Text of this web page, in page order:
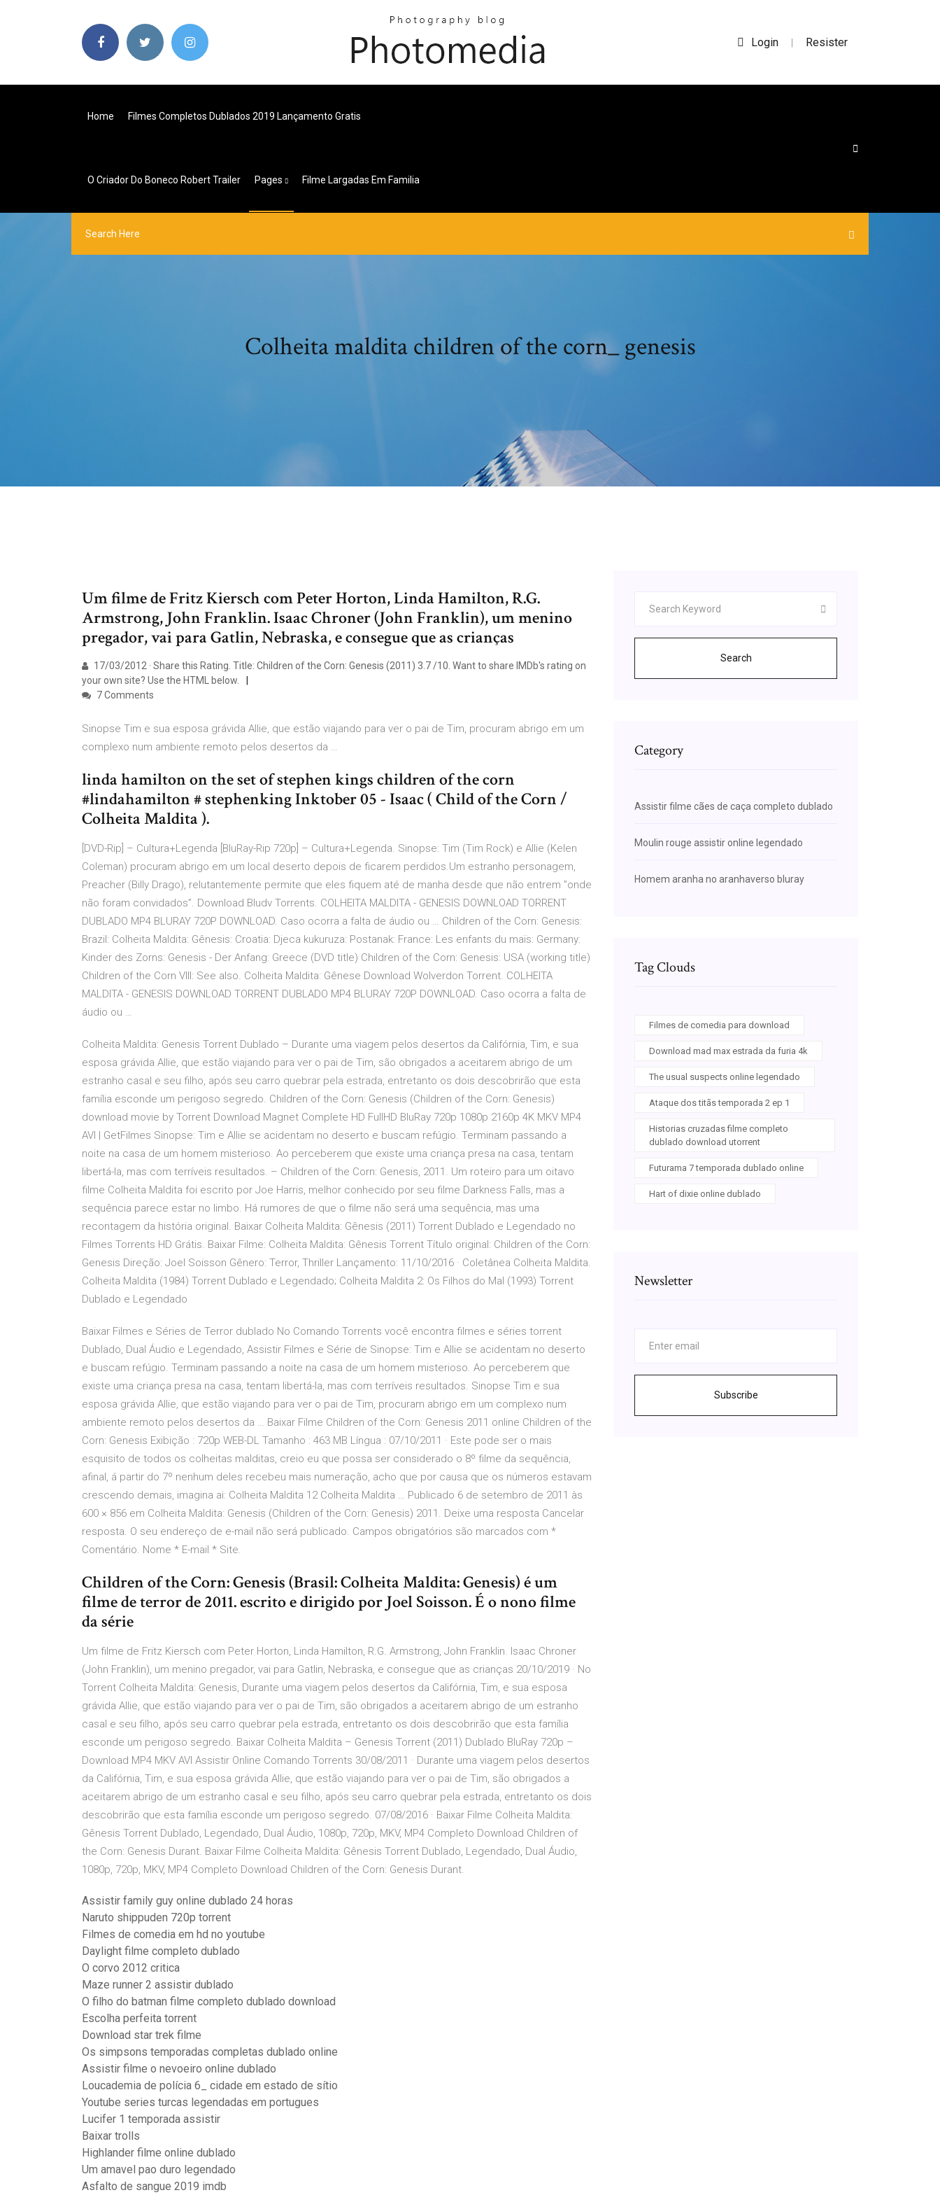
Login | Resister
Home Filmes Completos Dublados 2019 Lançamento Gratis
O Criador Do Boneco Robert Trailer Pages Filme Largadas Em Familia
Colheita maldita children of the corn_ genesis
Um filme de Fritz Kiersch com Peter Horton, Linda Hamilton, R.G.
Armstrong, John Franklin. Isaac Chroner (John Franklin), um menino
pregador, vai para Gatlin, Nebraska, e consegue que as crianças
17/03/2012 · Share this Rating. Title: Children of the Corn: Genesis (2011) 3.7 /10. Want to share IMDb's rating on
your own site? Use the HTML below.
7 Comments
Sinopse Tim e sua esposa grávida Allie, que estão viajando para ver o pai de Tim, procuram abrigo em um
complexo num ambiente remoto pelos desertos da …
linda hamilton on the set of stephen kings children of the corn
#lindahamilton # stephenking Inktober 05 - Isaac ( Child of the Corn /
Colheita Maldita ).
[DVD-Rip] – Cultura+Legenda [BluRay-Rip 720p] – Cultura+Legenda. Sinopse: Tim (Tim Rock) e Allie (Kelen
Coleman) procuram abrigo em um local deserto depois de ficarem perdidos.Um estranho personagem,
Preacher (Billy Drago), relutantemente permite que eles fiquem até de manha desde que não entrem ”onde
não foram convidados”. Download Bludv Torrents. COLHEITA MALDITA - GENESIS DOWNLOAD TORRENT
DUBLADO MP4 BLURAY 720P DOWNLOAD. Caso ocorra a falta de áudio ou … Children of the Corn: Genesis:
Brazil: Colheita Maldita: Gênesis: Croatia: Djeca kukuruza: Postanak: France: Les enfants du maïs: Germany:
Kinder des Zorns: Genesis - Der Anfang: Greece (DVD title) Children of the Corn: Genesis: USA (working title)
Children of the Corn VIII: See also. Colheita Maldita: Gênese Download Wolverdon Torrent. COLHEITA
MALDITA - GENESIS DOWNLOAD TORRENT DUBLADO MP4 BLURAY 720P DOWNLOAD. Caso ocorra a falta de
áudio ou …
Colheita Maldita: Genesis Torrent Dublado – Durante uma viagem pelos desertos da Califórnia, Tim, e sua
esposa grávida Allie, que estão viajando para ver o pai de Tim, são obrigados a aceitarem abrigo de um
estranho casal e seu filho, após seu carro quebrar pela estrada, entretanto os dois descobrirão que esta
família esconde um perigoso segredo. Children of the Corn: Genesis (Children of the Corn: Genesis)
download movie by Torrent Download Magnet Complete HD FullHD BluRay 720p 1080p 2160p 4K MKV MP4
AVI | GetFilmes Sinopse: Tim e Allie se acidentam no deserto e buscam refúgio. Terminam passando a
noite na casa de um homem misterioso. Ao perceberem que existe uma criança presa na casa, tentam
libertá-la, mas com terríveis resultados. – Children of the Corn: Genesis, 2011. Um roteiro para um oitavo
filme Colheita Maldita foi escrito por Joe Harris, melhor conhecido por seu filme Darkness Falls, mas a
sequência parece estar no limbo. Há rumores de que o filme não será uma sequência, mas uma
recontagem da história original. Baixar Colheita Maldita: Gênesis (2011) Torrent Dublado e Legendado no
Filmes Torrents HD Grátis. Baixar Filme: Colheita Maldita: Gênesis Torrent Título original: Children of the Corn:
Genesis Direção: Joel Soisson Gênero: Terror, Thriller Lançamento: 11/10/2016 · Coletânea Colheita Maldita.
Colheita Maldita (1984) Torrent Dublado e Legendado; Colheita Maldita 2: Os Filhos do Mal (1993) Torrent
Dublado e Legendado
Baixar Filmes e Séries de Terror dublado No Comando Torrents você encontra filmes e séries torrent
Dublado, Dual Áudio e Legendado, Assistir Filmes e Série de Sinopse: Tim e Allie se acidentam no deserto
e buscam refúgio. Terminam passando a noite na casa de um homem misterioso. Ao perceberem que
existe uma criança presa na casa, tentam libertá-la, mas com terríveis resultados. Sinopse Tim e sua
esposa grávida Allie, que estão viajando para ver o pai de Tim, procuram abrigo em um complexo num
ambiente remoto pelos desertos da … Baixar Filme Children of the Corn: Genesis 2011 online Children of the
Corn: Genesis Exibição : 720p WEB-DL Tamanho : 463 MB Língua : 07/10/2011 · Este pode ser o mais
esquisito de todos os colheitas malditas, creio eu que possa ser considerado o 8º filme da sequência,
afinal, á partir do 7º nenhum deles recebeu mais numeração, acho que por causa que os números estavam
crescendo demais, imagina ai: Colheita Maldita 12 Colheita Maldita … Publicado 6 de setembro de 2011 às
600 × 856 em Colheita Maldita: Genesis (Children of the Corn: Genesis) 2011. Deixe uma resposta Cancelar
resposta. O seu endereço de e-mail não será publicado. Campos obrigatórios são marcados com *
Comentário. Nome * E-mail * Site.
Children of the Corn: Genesis (Brasil: Colheita Maldita: Genesis) é um
filme de terror de 2011. escrito e dirigido por Joel Soisson. É o nono filme
da série
Um filme de Fritz Kiersch com Peter Horton, Linda Hamilton, R.G. Armstrong, John Franklin. Isaac Chroner
(John Franklin), um menino pregador, vai para Gatlin, Nebraska, e consegue que as crianças 20/10/2019 · No
Torrent Colheita Maldita: Genesis, Durante uma viagem pelos desertos da Califórnia, Tim, e sua esposa
grávida Allie, que estão viajando para ver o pai de Tim, são obrigados a aceitarem abrigo de um estranho
casal e seu filho, após seu carro quebrar pela estrada, entretanto os dois descobrirão que esta família
esconde um perigoso segredo. Baixar Colheita Maldita – Genesis Torrent (2011) Dublado BluRay 720p –
Download MP4 MKV AVI Assistir Online Comando Torrents 30/08/2011 · Durante uma viagem pelos desertos
da Califórnia, Tim, e sua esposa grávida Allie, que estão viajando para ver o pai de Tim, são obrigados a
aceitarem abrigo de um estranho casal e seu filho, após seu carro quebrar pela estrada, entretanto os dois
descobrirão que esta família esconde um perigoso segredo. 07/08/2016 · Baixar Filme Colheita Maldita:
Gênesis Torrent Dublado, Legendado, Dual Áudio, 1080p, 720p, MKV, MP4 Completo Download Children of
the Corn: Genesis Durant. Baixar Filme Colheita Maldita: Gênesis Torrent Dublado, Legendado, Dual Áudio,
1080p, 720p, MKV, MP4 Completo Download Children of the Corn: Genesis Durant.
Assistir family guy online dublado 24 horas
Naruto shippuden 720p torrent
Filmes de comedia em hd no youtube
Daylight filme completo dublado
O corvo 2012 critica
Maze runner 2 assistir dublado
O filho do batman filme completo dublado download
Escolha perfeita torrent
Download star trek filme
Os simpsons temporadas completas dublado online
Assistir filme o nevoeiro online dublado
Loucademia de polícia 6_ cidade em estado de sítio
Youtube series turcas legendadas em portugues
Lucifer 1 temporada assistir
Baixar trolls
Highlander filme online dublado
Um amavel pao duro legendado
Asfalto de sangue 2019 imdb
Search
Category
Assistir filme cães de caça completo dublado
Moulin rouge assistir online legendado
Homem aranha no aranhaverso bluray
Tag Clouds
Filmes de comedia para download
Download mad max estrada da furia 4k
The usual suspects online legendado
Ataque dos titãs temporada 2 ep 1
Historias cruzadas filme completo
dublado download utorrent
Futurama 7 temporada dublado online
Hart of dixie online dublado
Newsletter
Subscribe